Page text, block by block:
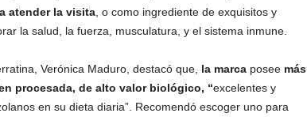
atender la visita, o como ingrediente de exquisitos y
la salud, la fuerza, musculatura, y el sistema inmune.
Verónica Maduro, destacó que, la marca posee más
procesada, de alto valor biológico, “excelentes y
en su dieta diaria”. Recomendó escoger uno para